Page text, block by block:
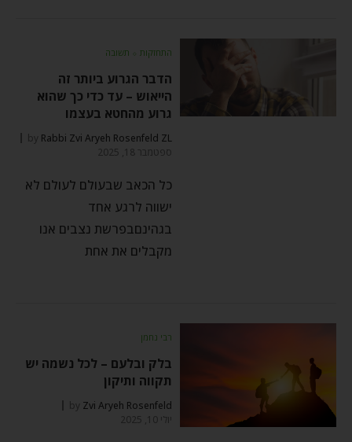
התחזקות ⬦ תשובה
הדבר הגרוע ביותר זה
הייאוש – עד כדי כך שהוא
גרוע מהחטא בעצמו
by Rabbi Zvi Aryeh Rosenfeld ZL
ספטמבר 18, 2025
כל הכאב שבעולם לעולם לא
ישווה לרגע אחד
בגהינםבפרשת נצבים אנו
מקבלים את אחת
רבי נחמן
בלק ובלעם – לכל נשמה יש
תקווה ותיקון
by Zvi Aryeh Rosenfeld
יולי 10, 2025